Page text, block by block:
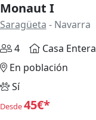
Monaut I
Saragüeta - Navarra
4
Casa Entera
En población
Sí
Desde45€*